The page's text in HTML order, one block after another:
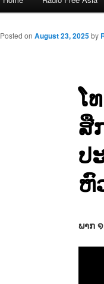
ໂ
ສື
ປ
ຫົ
Posted on August 23, 2025by
ພາກ